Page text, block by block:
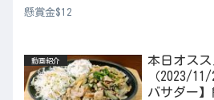
懸賞金$12
動画紹介
本日オス
（2023/
バサダー